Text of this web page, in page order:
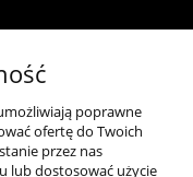
poprawne
ofertę do Twoich
przez nas
lub dostosować użycie